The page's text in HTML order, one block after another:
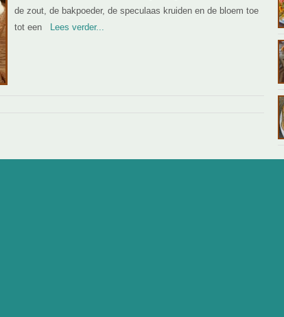
de zout, de bakpoeder, de speculaas kruiden en de bloem toe
tot een Lees verder...